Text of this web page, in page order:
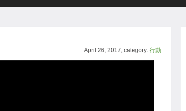
April 26, 2017, category: 行動